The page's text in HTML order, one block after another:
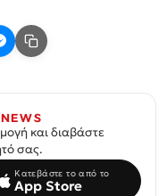
και διαβάστε
σας.
Κατεβάστε το από το
App Store